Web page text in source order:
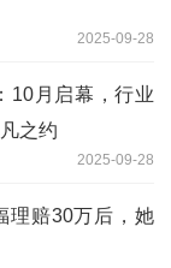
2025-09-28
10月启幕，行业
之约
2025-09-28
理赔30万后，她